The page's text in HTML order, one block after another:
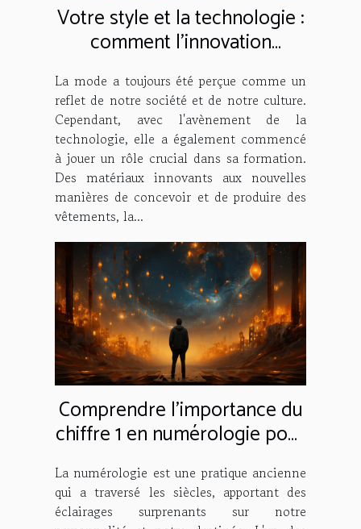
Votre style et la technologie :
comment l'innovation
façonne la mode
La mode a toujours été perçue comme un
reflet de notre société et de notre culture.
Cependant, avec l'avènement de la
technologie, elle a également commencé
à jouer un rôle crucial dans sa formation.
Des matériaux innovants aux nouvelles
manières de concevoir et de produire des
vêtements, la...
Comprendre l'importance du
chiffre 1 en numérologie pour
le développement personnel
La numérologie est une pratique ancienne
qui a traversé les siècles, apportant des
éclairages surprenants sur notre